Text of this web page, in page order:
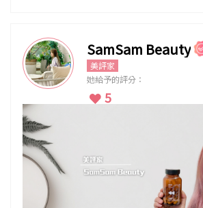
SamSam Beauty
美評家
她給予的評分：
5